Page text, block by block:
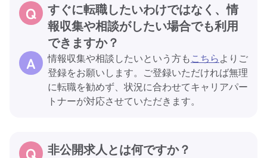
すぐに転職したいわけではなく、情
報収集や相談がしたい場合でも利用
できますか？
情報収集や相談したいという方もこちらよりご
登録をお願いします。ご登録いただければ無理
に転職を勧めず、状況に合わせてキャリアパー
トナーが対応させていただきます。
非公開求人とは何ですか？